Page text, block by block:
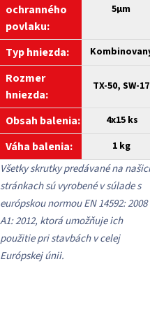
ochranného
povlaku:
5µm
Typ hniezda:
Rozmer
hniezda:
TX-50, SW-17
Obsah balenia: 4x15 ks
Váha balenia: 1 kg
Všetky skrutky predávané na
stránkach sú vyrobené v súlade s
európskou normou EN 14592: 2008
A1: 2012, ktorá umožňuje ich
použitie pri stavbách v celej
Európskej únii.